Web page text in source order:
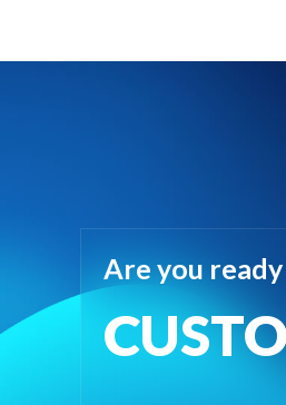
Are you